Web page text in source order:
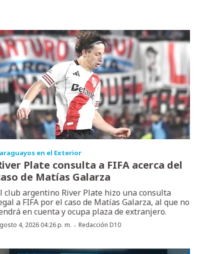
en el Exterior
Plate consulta a FIFA acerca del
de Matías Galarza
club argentino River Plate hizo una consulta
a FIFA por el caso de Matías Galarza, al que no
en cuenta y ocupa plaza de extranjero.
4, 2026 04:26 p. m. · Redacción D10